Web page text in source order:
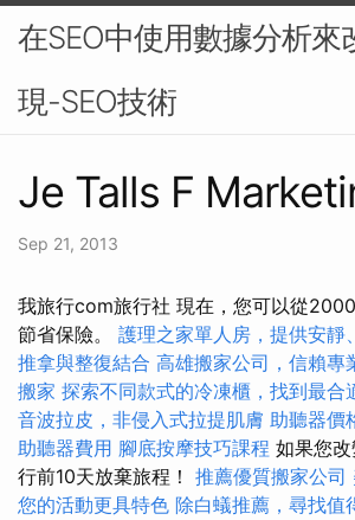
在SEO中使用數據分析來
現-SEO技術
Je Talls F
Sep 21, 2013
我旅行com旅行社 現在，您可以從
節省保險。 護理之家單人房，提供安靜
推拿與整復結合 高雄搬家公司，信賴專
搬家 探索不同款式的冷凍櫃，找到最合
音波拉皮，非侵入式拉提肌膚 助聽器價
助聽器費用 腳底按摩技巧課程 如果您
行前10天放棄旅程！ 推薦優質搬家公司
您的活動更具特色 除白蟻推薦，尋找值